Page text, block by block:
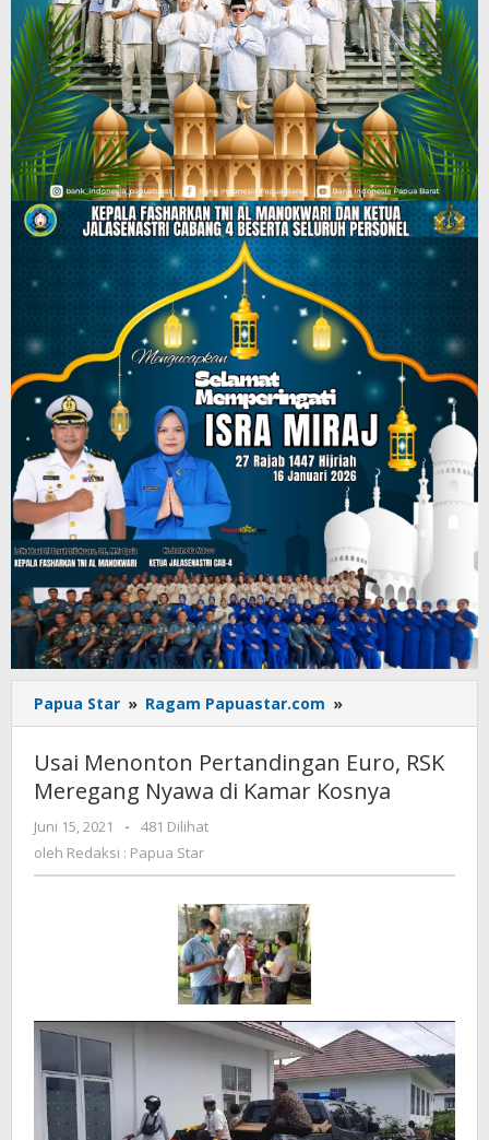
Papua Star » Ragam Papuastar.com »
Menonton
Euro,
RSK
Usai Menonton Pertandingan Euro, RSK
Meregang Nyawa di Kamar Kosnya
Juni 15, 2021
oleh
Redaksi
-
481 Dilihat
oleh Redaksi : Papua Star